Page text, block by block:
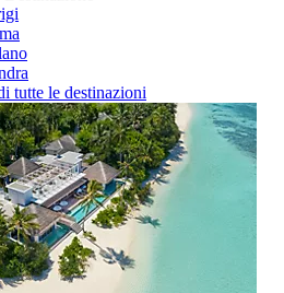
tutte le destinazioni